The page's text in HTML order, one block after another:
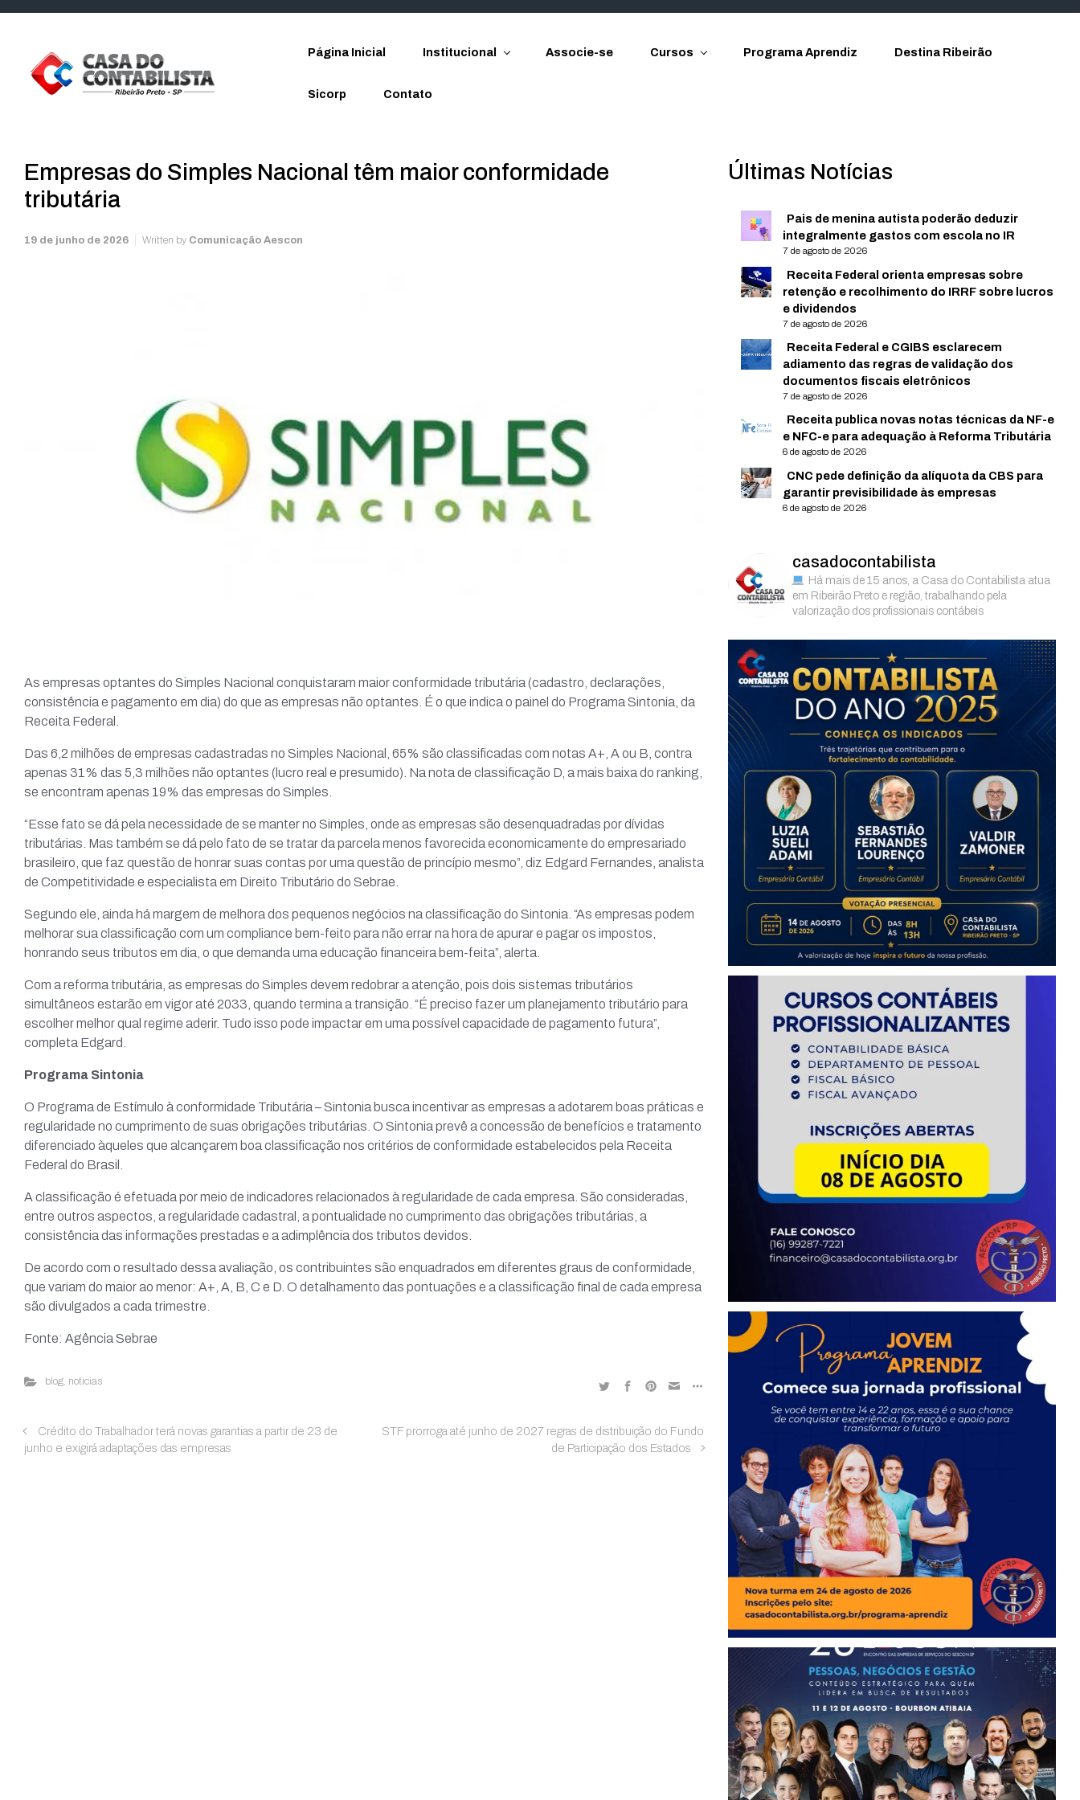
Página Inicial Institucional Associe-se Cursos Programa Aprendiz Destina Ribeirão
Sicorp Contato
Empresas do Simples Nacional têm maior conformidade
tributária
19 de junho de 2026 Written by Comunicação Aescon
As empresas optantes do Simples Nacional conquistaram maior conformidade tributária (cadastro, declarações,
consistência e pagamento em dia) do que as empresas não optantes. É o que indica o painel do Programa Sintonia, da
Receita Federal.
Das 6,2 milhões de empresas cadastradas no Simples Nacional, 65% são classificadas com notas A+, A ou B, contra
apenas 31% das 5,3 milhões não optantes (lucro real e presumido). Na nota de classificação D, a mais baixa do ranking,
se encontram apenas 19% das empresas do Simples.
“Esse fato se dá pela necessidade de se manter no Simples, onde as empresas são desenquadradas por dívidas
tributárias. Mas também se dá pelo fato de se tratar da parcela menos favorecida economicamente do empresariado
brasileiro, que faz questão de honrar suas contas por uma questão de princípio mesmo”, diz Edgard Fernandes, analista
de Competitividade e especialista em Direito Tributário do Sebrae.
Segundo ele, ainda há margem de melhora dos pequenos negócios na classificação do Sintonia. “As empresas podem
melhorar sua classificação com um compliance bem-feito para não errar na hora de apurar e pagar os impostos,
honrando seus tributos em dia, o que demanda uma educação financeira bem-feita”, alerta.
Com a reforma tributária, as empresas do Simples devem redobrar a atenção, pois dois sistemas tributários
simultâneos estarão em vigor até 2033, quando termina a transição. “É preciso fazer um planejamento tributário para
escolher melhor qual regime aderir. Tudo isso pode impactar em uma possível capacidade de pagamento futura”,
completa Edgard.
Programa Sintonia
O Programa de Estímulo à conformidade Tributária – Sintonia busca incentivar as empresas a adotarem boas práticas e
regularidade no cumprimento de suas obrigações tributárias. O Sintonia prevê a concessão de benefícios e tratamento
diferenciado àqueles que alcançarem boa classificação nos critérios de conformidade estabelecidos pela Receita
Federal do Brasil.
A classificação é efetuada por meio de indicadores relacionados à regularidade de cada empresa. São consideradas,
entre outros aspectos, a regularidade cadastral, a pontualidade no cumprimento das obrigações tributárias, a
consistência das informações prestadas e a adimplência dos tributos devidos.
De acordo com o resultado dessa avaliação, os contribuintes são enquadrados em diferentes graus de conformidade,
que variam do maior ao menor: A+, A, B, C e D. O detalhamento das pontuações e a classificação final de cada empresa
são divulgados a cada trimestre.
Fonte: Agência Sebrae
blog, noticias
Crédito do Trabalhador terá novas garantias a partir de 23 de
junho e exigirá adaptações das empresas
STF prorroga até junho de 2027 regras de distribuição do Fundo
de Participação dos Estados
Últimas Notícias
Pais de menina autista poderão deduzir
integralmente gastos com escola no IR
7 de agosto de 2026
Receita Federal orienta empresas sobre
retenção e recolhimento do IRRF sobre lucros
e dividendos
7 de agosto de 2026
Receita Federal e CGIBS esclarecem
adiamento das regras de validação dos
documentos fiscais eletrônicos
7 de agosto de 2026
Receita publica novas notas técnicas da NF-e
e NFC-e para adequação à Reforma Tributária
6 de agosto de 2026
CNC pede definição da alíquota da CBS para
garantir previsibilidade às empresas
6 de agosto de 2026
casadocontabilista
Há mais de 15 anos, a Casa do Contabilista atua
em Ribeirão Preto e região, trabalhando pela
valorização dos profissionais contábeis
Instagram